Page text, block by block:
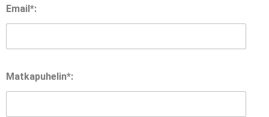
Email*:
Matkapuhelin*: